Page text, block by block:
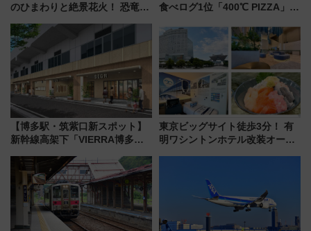
のひまわりと絶景花火！ 恐竜や
帰りお出かけ最新情報（2026年
7月17日～開催）
食べログ1位「400℃ PIZZA」が
プン。もつ鍋風など限定メニュ
【博多駅・筑紫口新スポット】
新幹線高架下「VIERRA博多テ
など注目の全6店舗 「博多活憩
通り」も一新
東京ビッグサイト徒歩3分！ 有
明ワシントンホテル改装オープ
ュッフェを現地レポ